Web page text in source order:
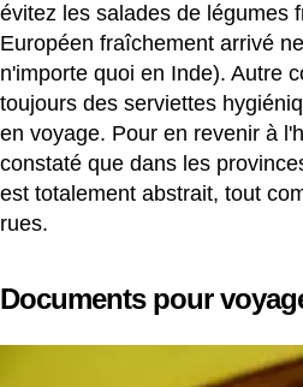
évitez les salades de légumes
Européen fraîchement arrivé
n'importe quoi en Inde). Autre
toujours des serviettes
en voyage. Pour en revenir à
constaté que dans les
est totalement abstrait, tout
rues.
Documents pour